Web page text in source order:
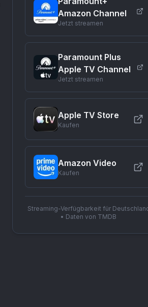
Amazon Channel
Jetzt streamen
Paramount Plus
Apple TV Channel
Jetzt streamen
Apple TV Store
Kaufen
Amazon Video
Kaufen
Streaming-Verfügbarkeit für
• Daten von TMDB